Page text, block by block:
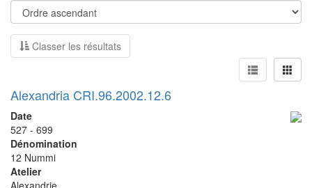
Classer les résultats
Alexandria CRI.96.2002.12.6
Date
527 - 699
Dénomination
12 Nummi
Atelier
Alexandrie